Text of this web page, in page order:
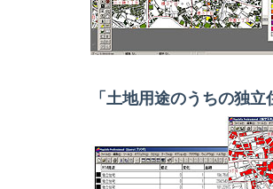
「土地用途のうちの独